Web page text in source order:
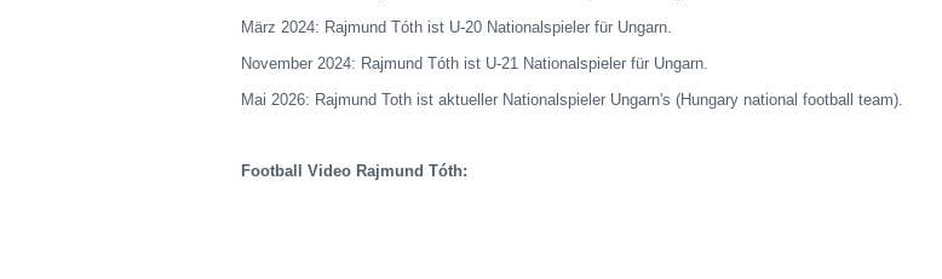
März 2024: Rajmund Tóth ist U-20 Nationalspieler für Ungarn.
November 2024: Rajmund Tóth ist U-21 Nationalspieler für Ungarn.
Mai 2026: Rajmund Toth ist aktueller Nationalspieler Ungarn's (Hungary national football team).
Football Video Rajmund Tóth: